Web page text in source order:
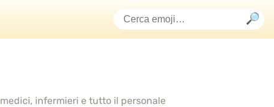
infermieri e tutto il personale